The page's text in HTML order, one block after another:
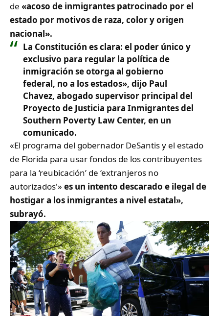
de «acoso de inmigrantes patrocinado por el
estado por motivos de raza, color y origen
nacional».
La Constitución es clara: el poder único y
exclusivo para regular la política de
inmigración se otorga al gobierno
federal, no a los estados», dijo Paul
Chavez, abogado supervisor principal del
Proyecto de Justicia para Inmigrantes del
Southern Poverty Law Center, en un
comunicado.
«El programa del gobernador DeSantis y el estado
de Florida para usar fondos de los contribuyentes
para la ‘reubicación’ de ‘extranjeros no
autorizados'» es un intento descarado e ilegal de
hostigar a los inmigrantes a nivel estatal»,
subrayó.